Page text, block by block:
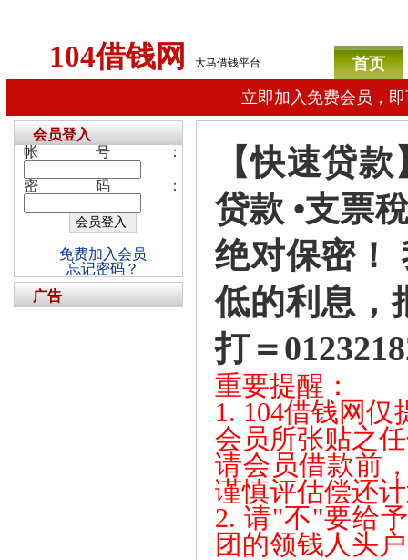
104借钱网 大马借钱平台
首页
立即加入免费会员，
【快速贷
贷款 •支票
绝对保密！
低的利息，
打＝
重要提醒：
1. 104借钱网
会员所张贴之
请会员借款前
谨慎评估偿还
2. 请"不"要给
团的领钱人头
会员登入
帐号：
密码：
免费加入会员
忘记密码？
广告